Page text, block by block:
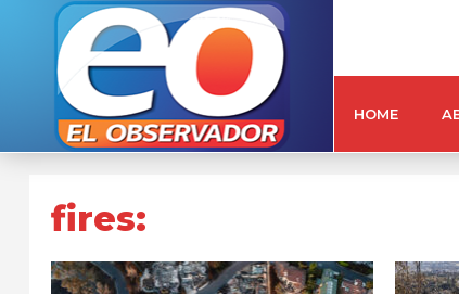
HOME
fires: